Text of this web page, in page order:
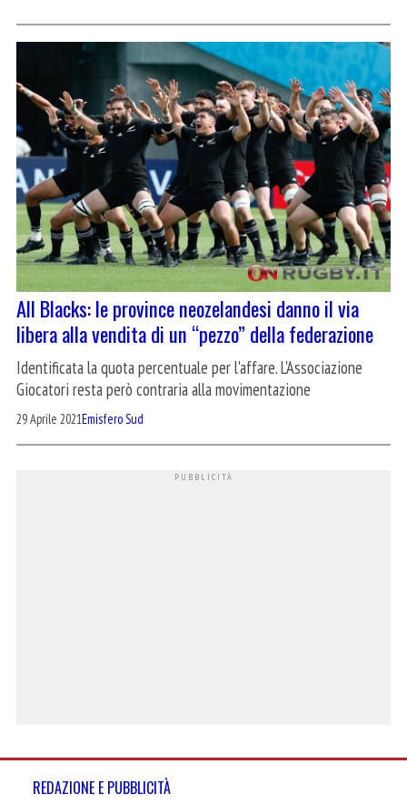
All Blacks: le province neozelandesi danno il via
libera alla vendita di un “pezzo” della federazione
Identificata la quota percentuale per l'affare. L'Associazione
Giocatori resta però contraria alla movimentazione
29 Aprile 2021Emisfero Sud
REDAZIONE E PUBBLICITÀ